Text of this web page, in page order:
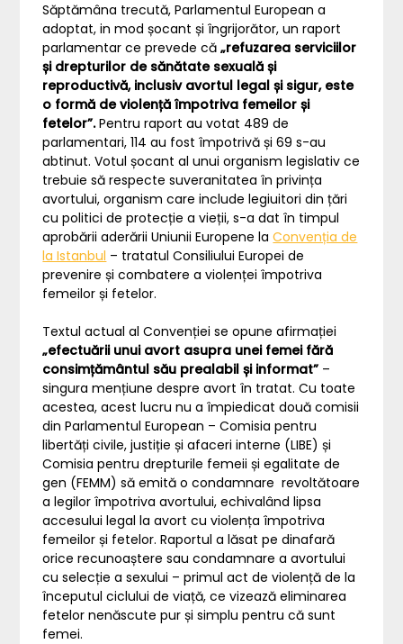
Săptămâna trecută, Parlamentul European a
adoptat, in mod șocant și îngrijorător, un raport
parlamentar ce prevede că„refuzarea serviciilor
și drepturilor de sănătate sexuală și
reproductivă, inclusiv avortul legal și sigur, este
o formă de violență împotriva femeilor și
fetelor”.Pentru raport au votat 489 de
parlamentari, 114 au fost împotrivă și 69 s-au
abtinut. Votul șocant al unui organism legislativ ce
trebuie să respecte suveranitatea în privința
avortului, organism care include legiuitori din țări
cu politici de protecție a vieții, s-a dat în timpul
aprobării aderării Uniunii Europene laConvenția de
la Istanbul – tratatul Consiliului Europei de
prevenire și combatere a violenței împotriva
femeilor și fetelor.
Textul actual al Convenției se opune afirmației
„efectuării unui avort asupra unei femei fără
consimțământul său prealabil și informat” –
singura mențiune despre avort în tratat. Cu toate
acestea, acest lucru nu a împiedicat două comisii
din Parlamentul European – Comisia pentru
libertăți civile, justiție și afaceri interne (LIBE) și
Comisia pentru drepturile femeii și egalitate de
gen (FEMM) să emită o condamnare revoltătoare
a legilor împotriva avortului, echivalând lipsa
accesului legal la avort cu violența împotriva
femeilor și fetelor. Raportul a lăsat pe dinafară
orice recunoaștere sau condamnare a avortului
cu selecție a sexului – primul act de violență de la
începutul ciclului de viață, ce vizează eliminarea
fetelor nenăscute pur și simplu pentru că sunt
femei.